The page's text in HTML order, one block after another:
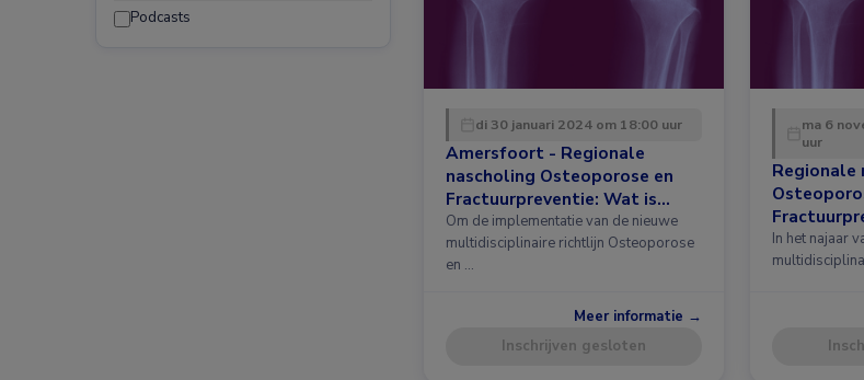
Podcasts
di 30 januari 2024 om 18:00 uur
Amersfoort - Regionale
nascholing Osteoporose en
Fractuurpreventie: Wat is
nieuw in de richtlijn?
Om de implementatie van de nieuwe
multidisciplinaire richtlijn Osteoporose
en …
Meer informatie →
Inschrijven gesloten
ma 6
uur
Regionale
nieuw in
In het najaar